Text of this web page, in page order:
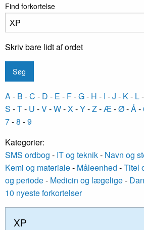
Find forkortelse
Skriv bare lidt af ordet
A- B -C - D - E - F-G- H - I -J - K- L-
S -T- U -V-W-X-Y-Z-Æ-Ø-Å-
7-8 -9
Kategorier:
SMS ordbog - IT og teknik- Navn og
Kemi og materiale- Måleenhed -Titel
og periode- Medicin og lægelige-
10 nyeste forkortelser
XP